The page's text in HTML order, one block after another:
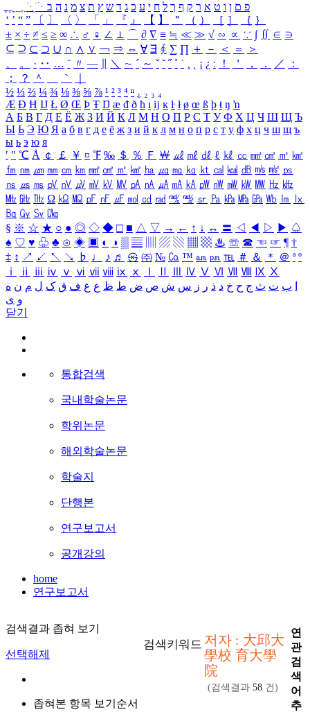
ִֶֹ ֻּ ׁׂ פ ם ן ו ט א ר ק ף ך ל ח י ע כ ג ד ש ץ ת צ מ נ ה ב
‘ ’ “ ” 〔 〕 〈 〉 「 」 『 』 【 】 ＂ （ ） ［ ］ ｛ ｝
± × ÷ ≠ ≤ ≥ ∞ ∴ ♂ ♀ ∠ ⊥ ⌒ ∂ ∇ ≡ ≒ ≪ ≫ √ ∽ ∝ ∵ ∫ ∬ ∈ ∋
⊆ ⊇ ⊂ ⊃ ∪ ∩ ∧ ∨ ￢ ⇒ ⇔ ∀ ∃ ∮ ∑ ∏ ＋ － ＜ ＝
＞
、
。 · ‥ … ¨ 〃 ― ＼ ∼ ´ ～ ˇ ˘ ˝ ˚ ˙ ¸ ¡ ¿ ː ！ ＇ ， ． ／
：
；
？ ＾ ｀
½ ⅓ ⅔ ¼ ¾ ⅛ ⅜ ⅝ ⅞ ¹ ² ³ ⁴ ⁿ ₁ ₂ ₃ ₄
Æ Ð Ħ Ĳ Ł Ø Œ Þ Ŧ Ŋ æ đ ð ħ ı ĳ ĸ ŀ ł ø œ ß þ ŧ ŋ ŉ
А Б В Г Д Е Ё Ж З И Й К Л М Н О П Р С Т У Ф Х Ц Ч Ш Щ Ъ
Ы Ь Э Ю Я а б в г д е ё ж з и й к л м н о п р с т у ф х ц ч ш щ ъ
ы ь э ю я
′ ″ ℃ Å ￠ ￡ ￥ ¤ ℉ ‰ ＄ ％ Ｆ ￦ ㎕ ㎖ ㎗ ℓ ㎘ ㏄ ㎣ ㎤ ㎥ ㎦
㎙ ㎚ ㎛ ㎜ ㎝ ㎞ ㎟ ㎠ ㎡ ㎢ ㏊ ㎍ ㎎ ㎏ ㏏ ㎈ ㎉ ㏈ ㎧ ㎨ ㎰
㎱ ㎲ ㎳ ㎴ ㎵ ㎶ ㎷ ㎸ ㎹ ㎀ ㎁ ㎂ ㎃ ㎄ ㎺ ㎻ ㎽ ㎾ ㎿ ㎐ ㎑
㎒ ㎓ ㎔ Ω ㏀ ㏁ ㎊ ㎋ ㎌ ㏖ ㏅ ㎭ ㎮ ㎯ ㏛ ㎩ ㎪ ㎫ ㎬ ㏝ ㏐
㏓
㏃ ㏉ ㏜ ㏆
§ ※ ☆ ★ ○ ● ◎ ◇ ◆ □ ■ △ ▽ → ← ↑ ↓ ↔ 〓 ◁ ◀ ▷ ▶ ♤
♠ ♡ ♥ ♧ ♣ ⊙ ◈ ▣ ◐ ◑ ▒ ▤ ▨ ▧ ▦ ▩ ♨ ☏ ☎ ☜ ☞ ¶ †
‡ ↕ ↗ ↙ ↖ ↘ ♭ ♩ ♪ ♬ ㉿ ㈜ № ㏇ ™ ㏂ ㏘ ℡ ＃ ＆ ＊ ＠ ª º
ⅰ
ⅱ ⅲ ⅳ ⅴ ⅵ ⅶ ⅷ ⅸ ⅹ Ⅳ Ⅴ Ⅵ Ⅶ Ⅷ Ⅸ Ⅹ
ب ت ث ج ح خ د ذ ر ز س ش ص ض ط ظ ع غ ف ق ک ل م ن ه
و ی
닫기
통합검색
국내학술논문
학위논문
해외학술논문
학술지
단행본
연구보고서
공개강의
home
연구보고서
검색결과 좁혀 보기
선택해제
좁혀본 항목 보기순서
검색키워드 저자 : 大邱大
學校 育大學
院
(검색결과 58 건)
연
관
검
색
어
추